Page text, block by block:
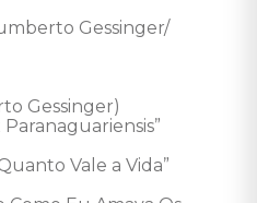
Gessinger/
Gessinger)
Vale a Vida”